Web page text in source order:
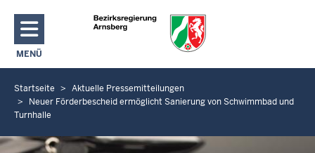
Direkt zum Inhalt
MENÜ
NAVIGATION AKTIVIEREN/DEAKTIVIEREN: HAUPTMENÜ
S
i
b
Startseite
Aktuelle Pressemitteilungen
Neuer Förderbescheid ermöglicht Sanierung von Schwimmbad und
Turnhalle